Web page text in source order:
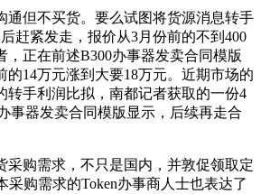
但不买货。要么试图将货源消息转手
赶紧发走，报价从3月份前的不到400
，正在前述B300办事器发卖合同模版
的14万元涨到大要18万元。近期市场的
转手利润比拟，南都记者获取的一份4
事器发卖合同模版显示，后续再走合
购需求，不只是国内，并敦促领取定
采购需求的Token办事商人士也表达了